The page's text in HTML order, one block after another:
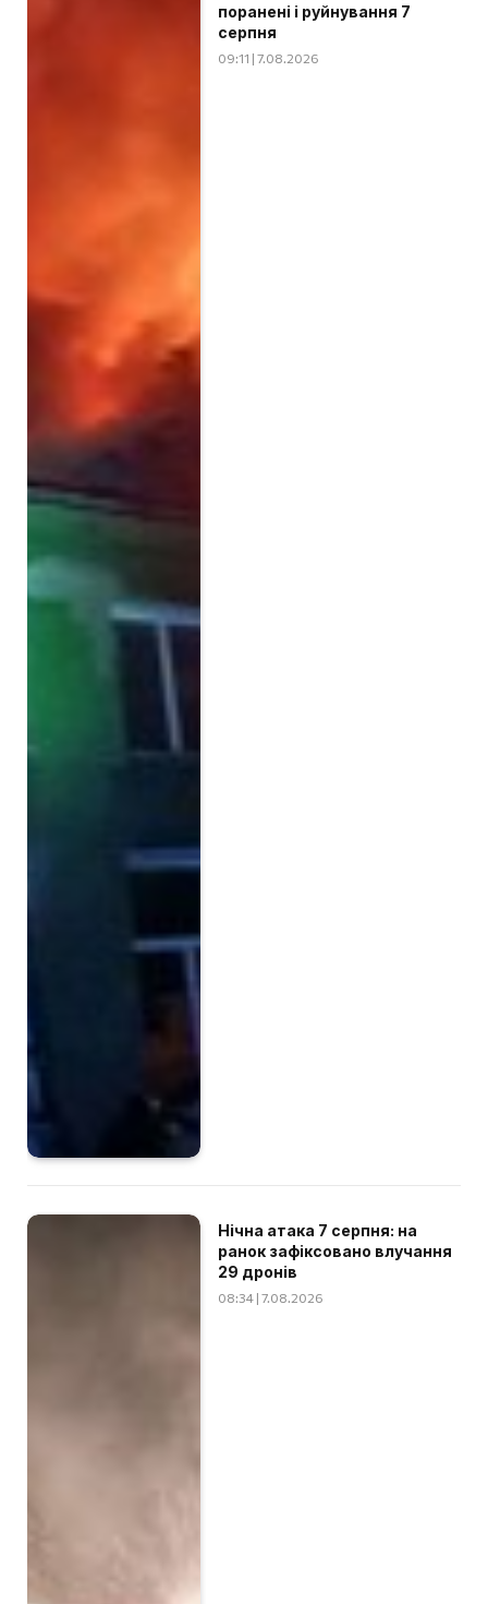
поранені і руйнування 7
серпня
09:11 | 7.08.2026
Нічна атака 7 серпня: на
ранок зафіксовано влучання
29 дронів
08:34 | 7.08.2026